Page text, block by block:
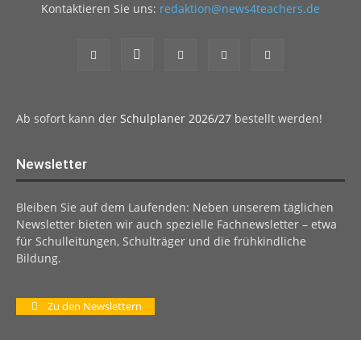
Kontaktieren Sie uns: redaktion@news4teachers.de
Ab sofort kann der Schulplaner 2026/27 bestellt werden!
Newsletter
Bleiben Sie auf dem Laufenden: Neben unserem täglichen
Newsletter bieten wir auch spezielle Fachnewsletter – etwa
für Schulleitungen, Schulträger und die frühkindliche
Bildung.
Zu den Newslettern